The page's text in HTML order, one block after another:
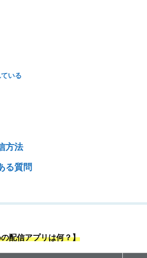
いる
方法
る質問
配信アプリは何？】